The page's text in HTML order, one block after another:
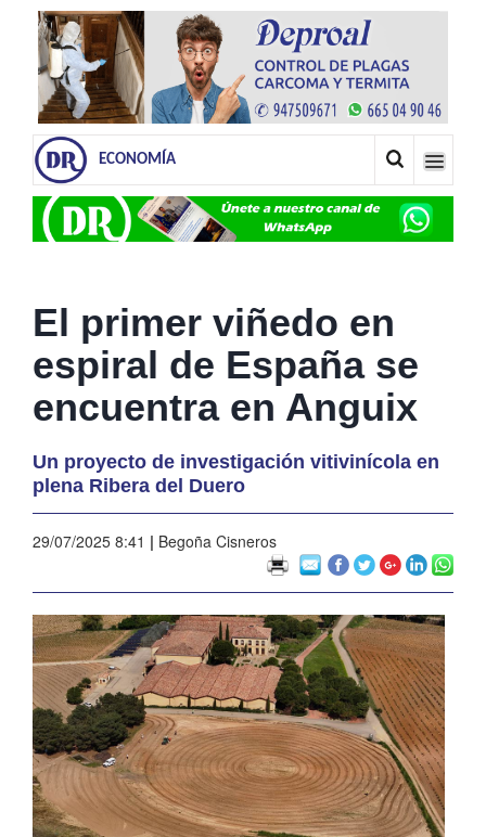
ECONOMÍA
El primer viñedo en
espiral de España se
encuentra en Anguix
Un proyecto de investigación vitivinícola en
plena Ribera del Duero
29/07/2025 8:41 | Begoña Cisneros